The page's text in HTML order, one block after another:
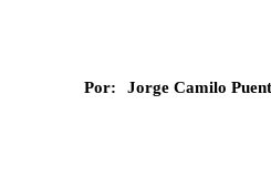
Por: Jorge Camilo